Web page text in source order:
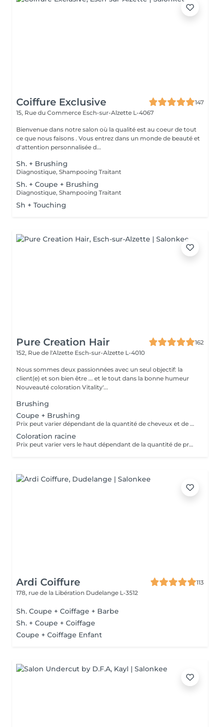
Coiffure Exclusive
147
15, Rue du Commerce Esch-sur-Alzette L-4067
Bienvenue dans notre salon où la qualité est au coeur de tout
ce que nous faisons . Vous entrez dans un monde de beauté et
d'attention personnalisée d...
Sh. + Brushing
Diagnostique, Shampooing Traitant
Sh. + Coupe + Brushing
Diagnostique, Shampooing Traitant
Sh + Touching
Pure Creation Hair
162
152, Rue de l'Alzette Esch-sur-Alzette L-4010
Nous sommes deux passionnées avec un seul objectif: la
client(e) et son bien être ... et le tout dans la bonne humeur
Nouveauté coloration Vitality'...
Brushing
Coupe + Brushing
Prix peut varier dépendant de la quantité de cheveux et de produits traités.
Coloration racine
Prix peut varier vers le haut dépendant de la quantité de produits finalement utilisées.
Ardi Coiffure
113
178, rue de la Libération Dudelange L-3512
Sh. Coupe + Coiffage + Barbe
Sh. + Coupe + Coiffage
Coupe + Coiffage Enfant